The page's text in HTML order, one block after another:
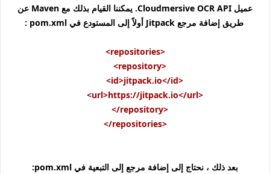
عميل Cloudmersive OCR API. يمكننا القيام بذلك مع Maven عن
طريق إضافة مرجع Jitpack أولاً إلى المستودع في pom.xml :
<repositories>
<repository>
<id>jitpack.io</id>
<url>https://jitpack.io</url>
</repository>
</repositories>
بعد ذلك ، نحتاج إلى إضافة مرجع إلى التبعية في pom.xml: